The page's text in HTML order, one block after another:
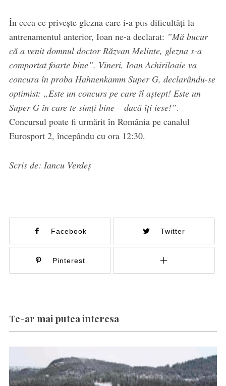
În ceea ce privește glezna care i-a pus dificultăți la
antrenamentul anterior, Ioan ne-a declarat: ”Mă bucur
că a venit domnul doctor Răzvan Melinte, glezna s-a
comportat foarte bine”. Vineri, Ioan Achiriloaie va
concura în proba Hahnenkamm Super G, declarându-se
optimist: „Este un concurs pe care îl aștept! Este un
Super G în care te simți bine – dacă îți iese!”.
Concursul poate fi urmărit în România pe canalul
Eurosport 2, începându cu ora 12:30.
Scris de: Iancu Verdeș
Facebook Twitter
Pinterest
Te-ar mai putea interesa